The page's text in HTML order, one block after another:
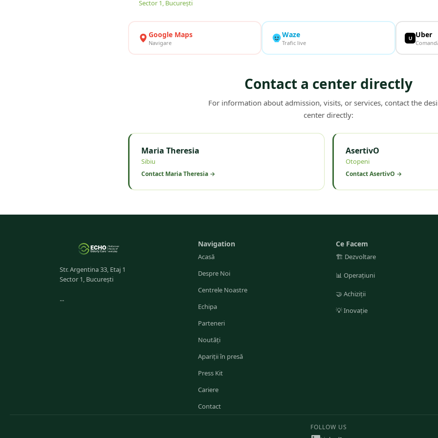
Sector 1, București
Google Maps
Navigare
Waze
Trafic live
U Uber
Contact a center directly
For information about admission, visits, or services, contact the
center directly:
Maria Theresia
Sibiu
Contact Maria Theresia →
AsertivO
Otopeni
ContactAsertivO →
Str. Argentina 33, Etaj 1
Sector 1, București
...
Navigation
Acasă
Despre Noi
Centrele Noastre
Echipa
Parteneri
Noutăți
Apariții în presă
Press Kit
Cariere
Contact
Ce Facem
🏗️ Dezvoltare
📊 Operațiuni
🤝 Achiziții
💡Inovație
FOLLOW US